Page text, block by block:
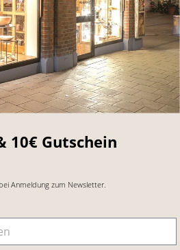
10€ Gutschein
Anmeldung zum Newsletter.